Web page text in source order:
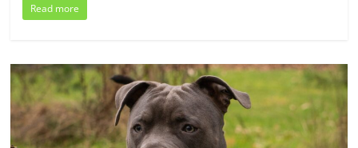
Read more